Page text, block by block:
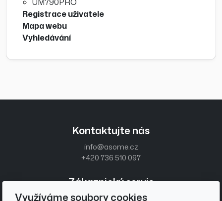
Registrace uživatele
Mapa webu
Vyhledávání
Kontaktujte nás
info@asome.cz
+420 736 510 097
Zákaznický servis
Obchodní podmínky
Využíváme soubory cookies